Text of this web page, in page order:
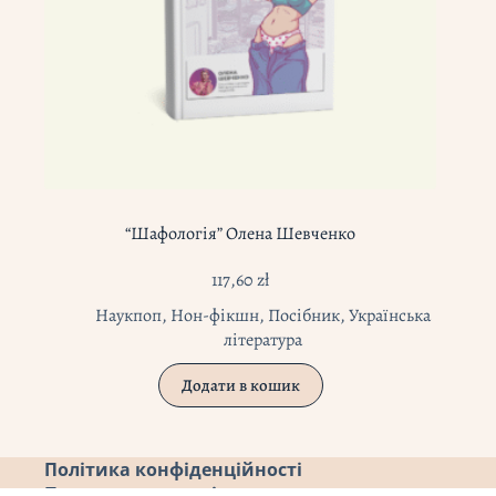
“Шафологія” Олена Шевченко
117,60zł
Наукпоп, Нон-фікшн, Посібник,Українська
література
Додати в кошик
Політика конфіденційності